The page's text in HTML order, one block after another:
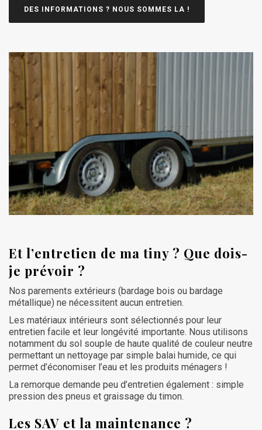
DES INFORMATIONS ? NOUS SOMMES LA !
Et l’entretien de ma tiny ? Que dois-
je prévoir ?
Nos parements extérieurs (bardage bois ou bardage
métallique) ne nécessitent aucun entretien.
Les matériaux intérieurs sont sélectionnés pour leur
entretien facile et leur longévité importante. Nous utilisons
notamment du sol souple de haute qualité de couleur neutre
permettant un nettoyage par simple balai humide, ce qui
permet d’économiser l’eau et les produits ménagers !
La remorque demande peu d’entretien également : simple
pression des pneus et graissage du timon.
Les SAV et la maintenance ?